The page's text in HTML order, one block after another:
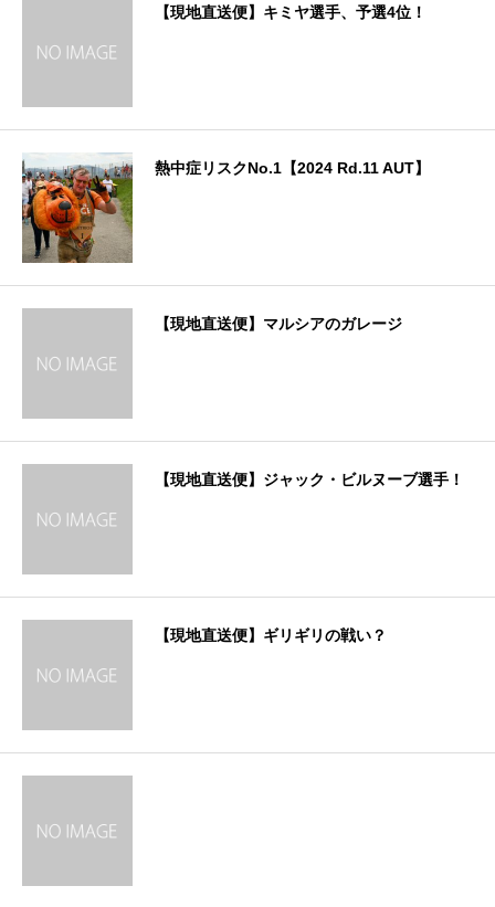
【現地直送便】キミヤ選手、予選4位！
熱中症リスクNo.1【2024 Rd.11 AUT】
【現地直送便】マルシアのガレージ
【現地直送便】ジャック・ビルヌーブ選手！
【現地直送便】ギリギリの戦い？